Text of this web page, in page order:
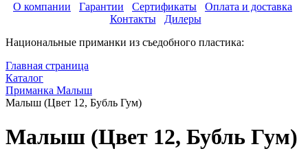
О компании Гарантии Сертификаты
Оплата и доставка
Контакты
Дилеры
Национальные приманки из съедобного пластика:
Главная страница
Каталог
Приманка Малыш
Малыш (Цвет 12, Бубль Гум)
Малыш (Цвет 12, Бубль Гум)